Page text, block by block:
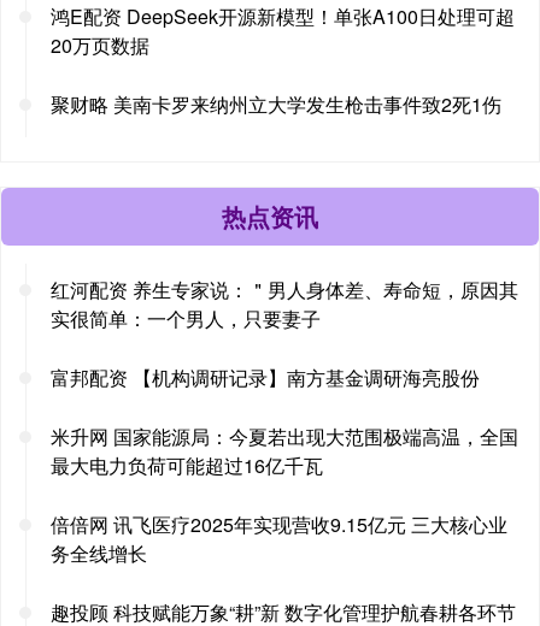
鸿E配资 DeepSeek开源新模型！单张A100日处理可超
20万页数据
聚财略 美南卡罗来纳州立大学发生枪击事件致2死1伤
热点资讯
红河配资 养生专家说：＂男人身体差、寿命短，原因其
实很简单：一个男人，只要妻子
富邦配资 【机构调研记录】南方基金调研海亮股份
米升网 国家能源局：今夏若出现大范围极端高温，全国
最大电力负荷可能超过16亿千瓦
倍倍网 讯飞医疗2025年实现营收9.15亿元 三大核心业
务全线增长
趣投顾 科技赋能万象“耕”新 数字化管理护航春耕各环节